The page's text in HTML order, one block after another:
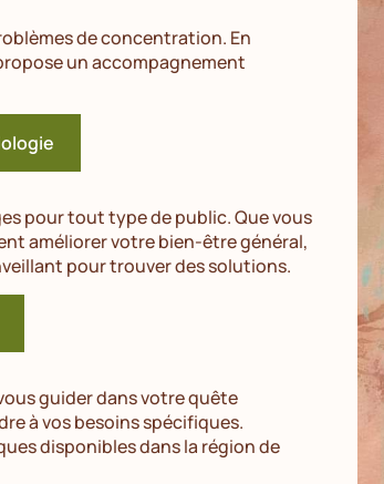
de concentration. En
un accompagnement
pour tout type de public. Que vous
améliorer votre bien-être général,
pour trouver des solutions.
guider dans votre quête
à vos besoins spécifiques.
disponibles dans la région de